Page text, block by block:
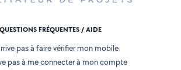
QUESTIONS FRÉQUENTES / AIDE
pas à faire vérifier mon mobile
pas à me connecter à mon compte